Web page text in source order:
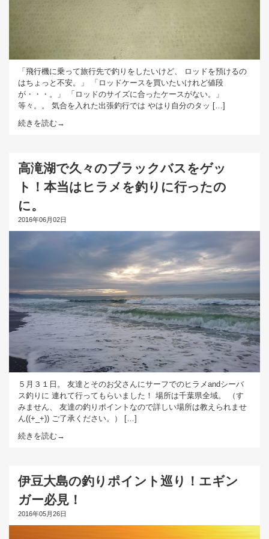
「飛行機に乗って旅行先で釣りをしたいけど、 ロッドを預けるの
はちょっと不安。」 「ロッドケースを買いたいけれど値段
が・・・。」 「ロッドのサイズに合ったケースがない。」
等々。。 気合を入れた出張釣行では やはり自分のタッ […]
続きを読む→
高滝湖で久々のブラックバスをゲッ
ト！本当はヒラメを釣りに行ったの
に。
2016年06月02日
５月３１日。 友達とそのお父さんにサーフでのヒラメandシーバ
ス釣りに 連れて行ってもらいました！ 場所は千葉県全域。 （す
みません、 友達の釣りポイントなので詳しい場所は教えられませ
ん((+_+)) ご了承ください。） […]
続きを読む→
伊豆大島の釣りポイント巡り！エギン
ガー必見！
2016年05月26日